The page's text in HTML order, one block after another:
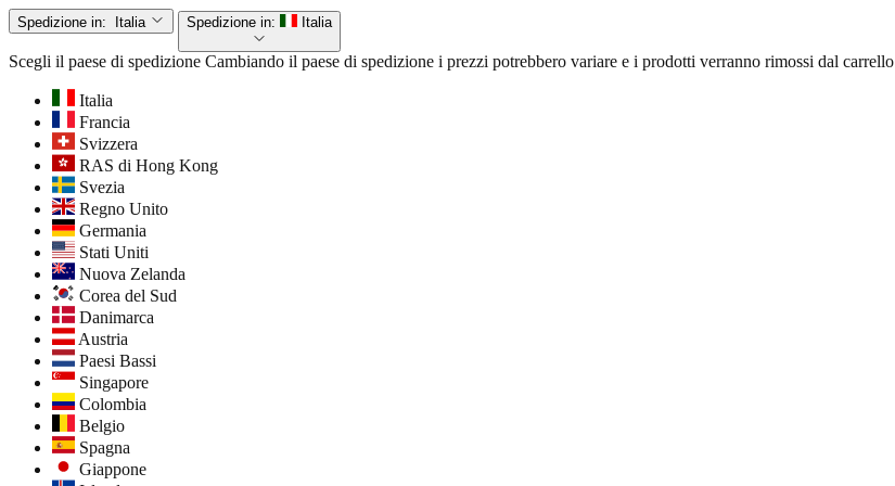
Spedizione in: Italia Spedizione in: Italia
Scegli il paese di spedizione Cambiando il paese di spedizione i prezzi potrebbero variare e i prodotti verranno rimossi dal carrello
Italia
Francia
Svizzera
RAS di Hong Kong
Svezia
Regno Unito
Germania
Stati Uniti
Nuova Zelanda
Corea del Sud
Danimarca
Austria
Paesi Bassi
Singapore
Colombia
Belgio
Spagna
Giappone